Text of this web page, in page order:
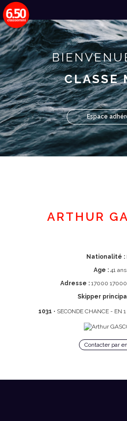
CLASSE
Espace
ARTHUR
Nationalité :
Age :41 ans
Adresse : 17000
Skipper
1031 • SECONDE CHANCE - EN 1
Contacter par